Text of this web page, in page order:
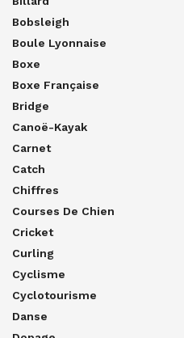
Bobsleigh
Boule Lyonnaise
Boxe
Boxe Française
Bridge
Canoë-Kayak
Carnet
Catch
Chiffres
Courses De Chien
Cricket
Curling
Cyclisme
Cyclotourisme
Danse